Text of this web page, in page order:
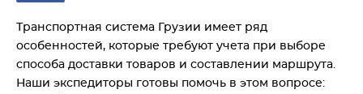
Транспортная система Грузии имеет ряд
особенностей, которые требуют учета при выборе
способа доставки товаров и составлении маршрута.
Наши экспедиторы готовы помочь в этом вопросе: